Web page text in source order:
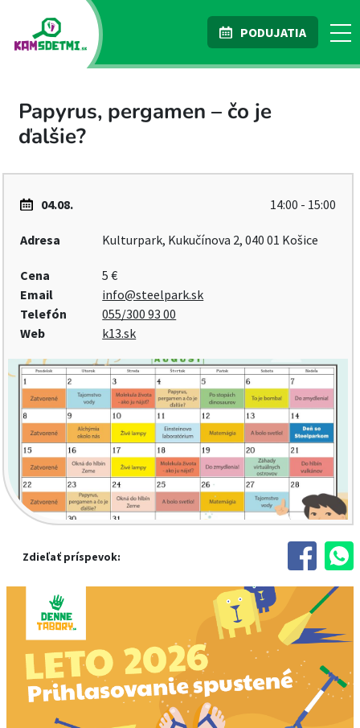
PODUJATIA
Papyrus, pergamen – čo je
ďalšie?
04.08. 14:00 - 15:00
Adresa Kulturpark, Kukučínova 2, 040 01 Košice
Cena
5 €
Email
info@steelpark.sk
Telefón
055/300 93 00
Web
k13.sk
Zdieľať príspevok: